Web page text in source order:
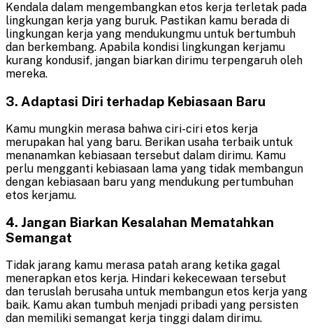
Kendala dalam mengembangkan etos kerja terletak pada
lingkungan kerja yang buruk. Pastikan kamu berada di
lingkungan kerja yang mendukungmu untuk bertumbuh
dan berkembang. Apabila kondisi lingkungan kerjamu
kurang kondusif, jangan biarkan dirimu terpengaruh oleh
mereka.
3. Adaptasi Diri terhadap Kebiasaan Baru
Kamu mungkin merasa bahwa ciri-ciri etos kerja
merupakan hal yang baru. Berikan usaha terbaik untuk
menanamkan kebiasaan tersebut dalam dirimu. Kamu
perlu mengganti kebiasaan lama yang tidak membangun
dengan kebiasaan baru yang mendukung pertumbuhan
etos kerjamu.
4. Jangan Biarkan Kesalahan Mematahkan
Semangat
Tidak jarang kamu merasa patah arang ketika gagal
menerapkan etos kerja. Hindari kekecewaan tersebut
dan teruslah berusaha untuk membangun etos kerja yang
baik. Kamu akan tumbuh menjadi pribadi yang persisten
dan memiliki semangat kerja tinggi dalam dirimu.